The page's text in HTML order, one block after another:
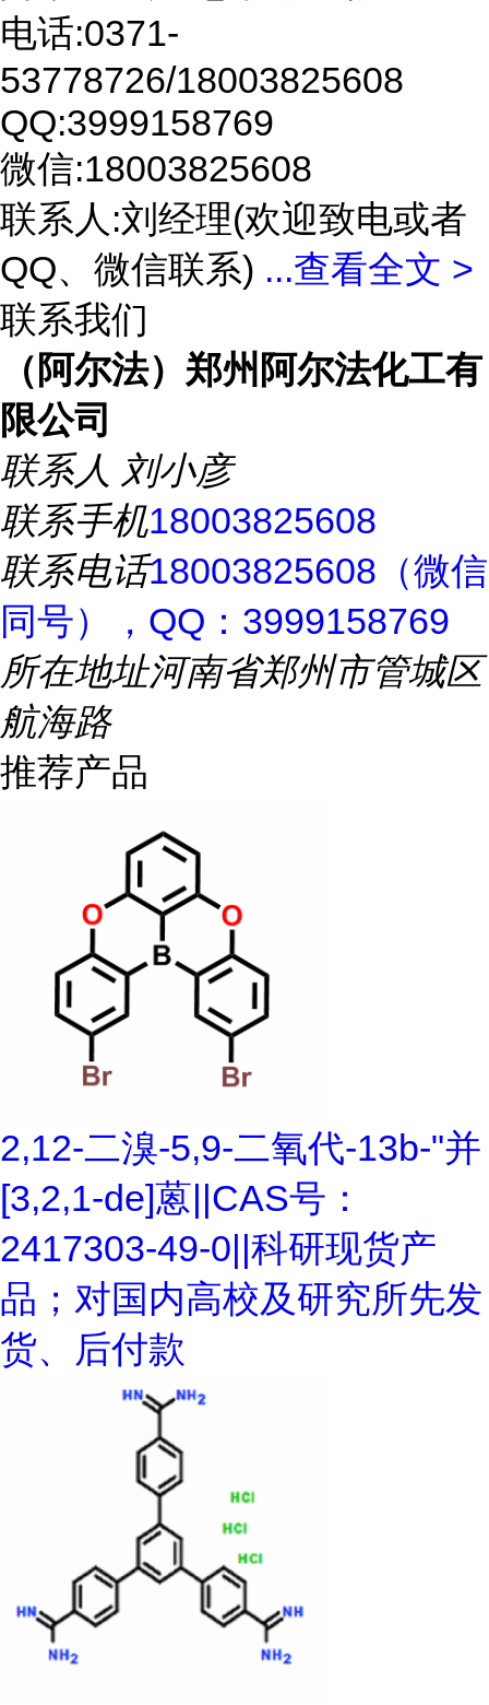
电话:0371-
53778726/18003825608
QQ:3999158769
微信:18003825608
联系人:刘经理(欢迎致电或者
QQ、微信联系) ...查看全文 >
联系我们
（阿尔法）郑州阿尔法化工有
限公司
联系人 刘小彦
联系手机18003825608
联系电话18003825608（微信
同号），QQ：3999158769
所在地址河南省郑州市管城区
航海路
推荐产品
2,12-二溴-5,9-二氧代-13b-"并
[3,2,1-de]蒽||CAS号：
2417303-49-0||科研现货产
品；对国内高校及研究所先发
货、后付款